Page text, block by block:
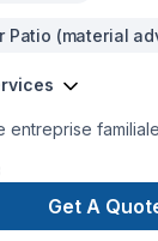
Patio (material
entreprise
ans. La qualité de
des échéanciers
en qui vous
Get A